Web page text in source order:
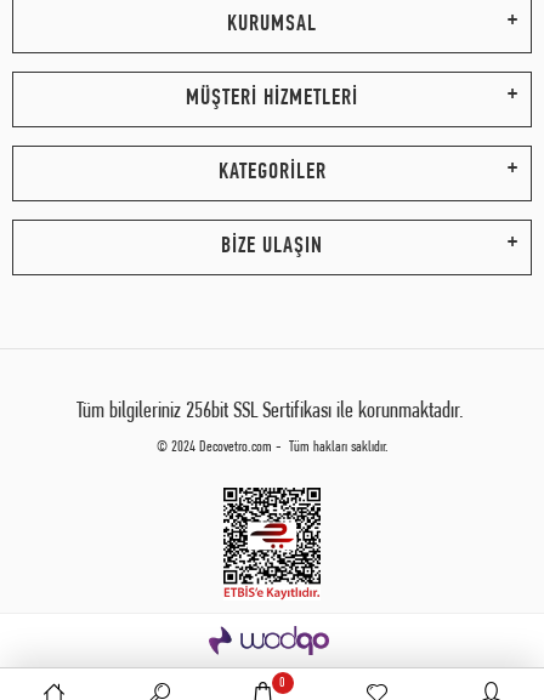
KURUMSAL
MÜŞTERİ HİZMETLERİ
KATEGORİLER
BİZE ULAŞIN
Tüm bilgileriniz 256bit SSL Sertifikası ile korunmaktadır.
© 2024 Decovetro.com - Tüm hakları saklıdır.
0